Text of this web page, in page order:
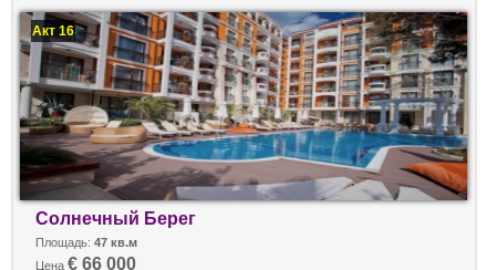
Акт 16
Солнечный Берег
Площадь: 47 кв.м
Цена € 66 000